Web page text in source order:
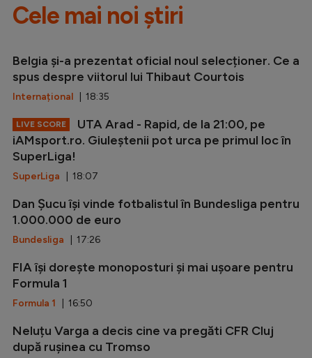
Cele mai noi știri
Belgia și-a prezentat oficial noul selecționer. Ce a
spus despre viitorul lui Thibaut Courtois
Internațional | 18:35
LIVE SCORE
UTA Arad - Rapid, de la 21:00, pe
iAMsport.ro. Giuleștenii pot urca pe primul loc în
SuperLiga!
SuperLiga | 18:07
Dan Șucu își vinde fotbalistul în Bundesliga pentru
1.000.000 de euro
Bundesliga | 17:26
FIA își dorește monoposturi și mai ușoare pentru
Formula 1
Formula 1 | 16:50
Neluțu Varga a decis cine va pregăti CFR Cluj
după rușinea cu Tromso